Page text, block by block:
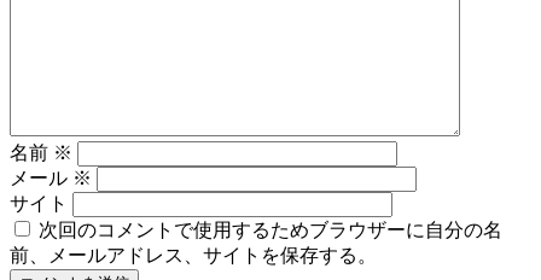
名前 ※
メール ※
サイト
次回のコメントで使用するためブラウザーに自分の名
前、メールアドレス、サイトを保存する。